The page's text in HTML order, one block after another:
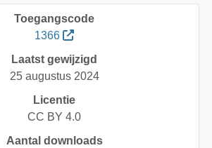
Toegangscode
1366
Laatst gewijzigd
25 augustus 2024
Licentie
CC BY 4.0
Aantal downloads